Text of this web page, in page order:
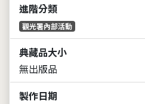
進階分類
觀光署內部活動
典藏品大小
無出版品
製作日期